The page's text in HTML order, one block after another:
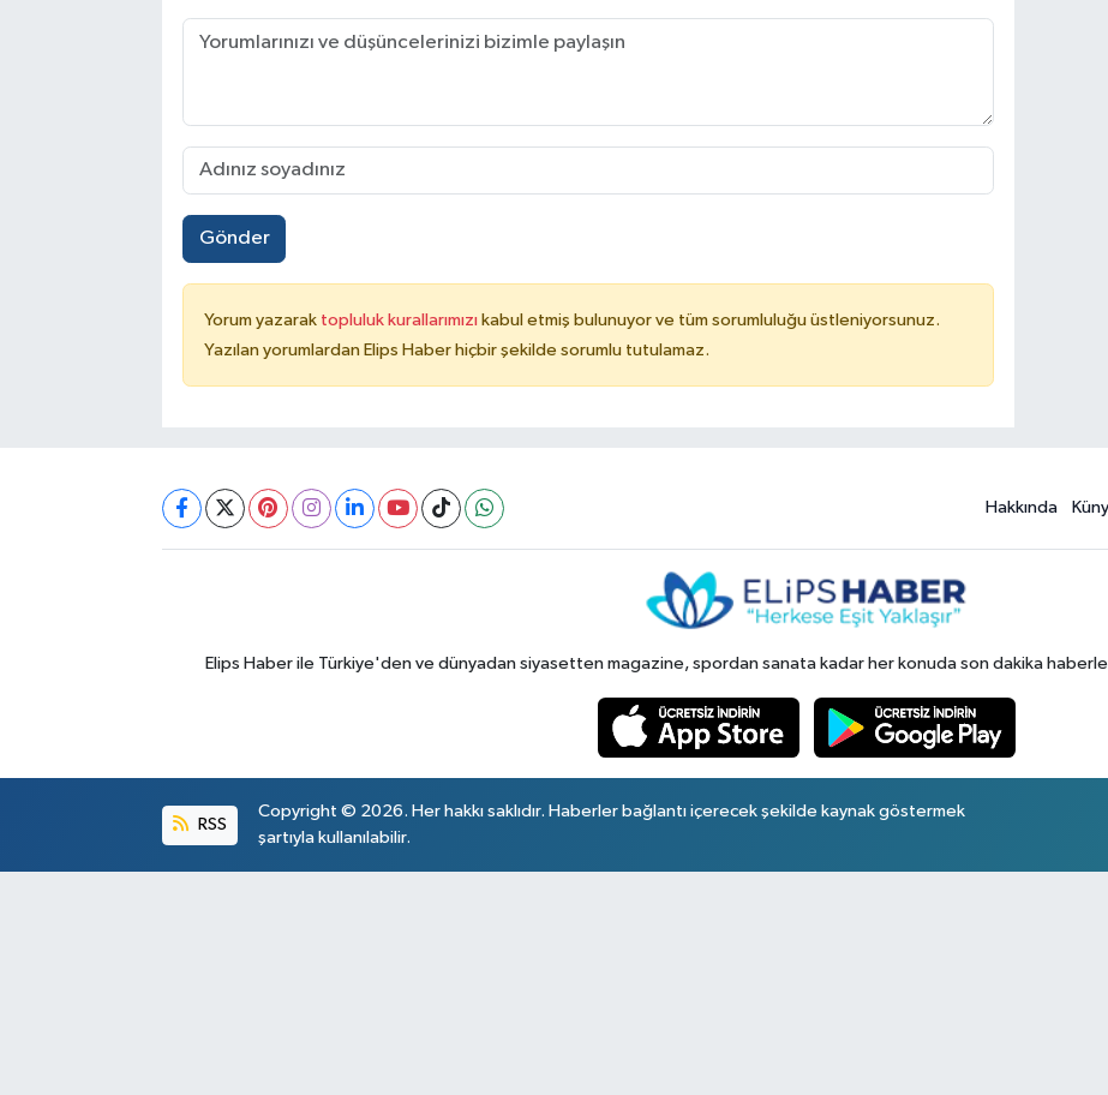
Gönder
Yorum yazarak topluluk kurallarımızı kabul etmiş bulunuyor ve tüm sorumluluğu üstleniyorsunuz.
Yazılan yorumlardan Elips Haber hiçbir şekilde sorumlu tutulamaz.
Hakkında
Elips Haber ile Türkiye'den ve dünyadan siyasetten magazine, spordan sanata kadar her konuda son dakika
RSS
Copyright © 2026. Her hakkı saklıdır. Haberler bağlantı içerecek şekilde kaynak göstermek
şartıyla kullanılabilir.